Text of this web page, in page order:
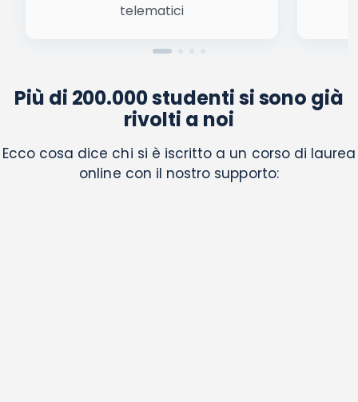
telematici
Più di 200.000 studenti si sono già
rivolti a noi
Ecco cosa dice chi si è iscritto a un corso di laurea
online con il nostro supporto: